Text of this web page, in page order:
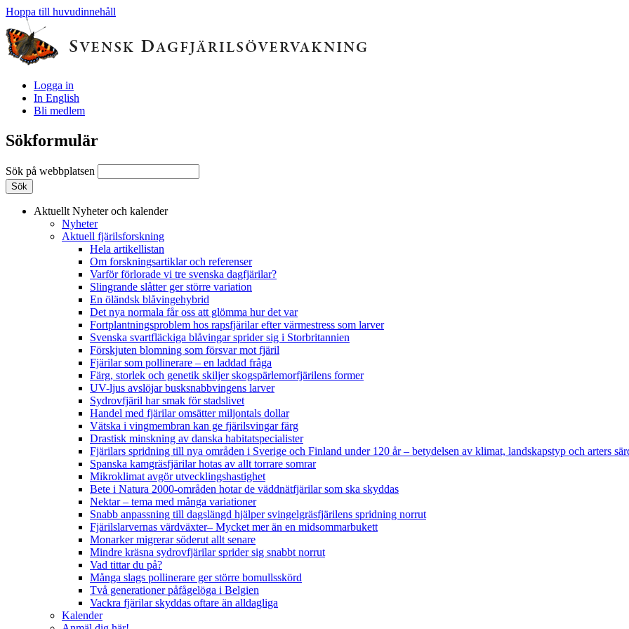
Hoppa till huvudinnehåll
Logga in
In English
Bli medlem
Sökformulär
Sök på webbplatsen
Aktuellt Nyheter och kalender
Nyheter
Aktuell fjärilsforskning
Hela artikellistan
Om forskningsartiklar och referenser
Varför förlorade vi tre svenska dagfjärilar?
Slingrande slåtter ger större variation
En öländsk blåvingehybrid
Det nya normala får oss att glömma hur det var
Fortplantningsproblem hos rapsfjärilar efter värmestress som larver
Svenska svartfläckiga blåvingar sprider sig i Storbritannien
Förskjuten blomning som försvar mot fjäril
Fjärilar som pollinerare – en laddad fråga
Färg, storlek och genetik skiljer skogspärlemorfjärilens former
UV-ljus avslöjar busksnabbvingens larver
Sydrovfjäril har smak för stadslivet
Handel med fjärilar omsätter miljontals dollar
Vätska i vingmembran kan ge fjärilsvingar färg
Drastisk minskning av danska habitatspecialister
Fjärilars spridning till nya områden i Sverige och Finland under 120 år– betydelsen av klimat, landskapstyp och arters
Spanska kamgräsfjärilar hotas av allt torrare somrar
Mikroklimat avgör utvecklingshastighet
Bete i Natura 2000-områden hotar de väddnätfjärilar som ska skyddas
Nektar – tema med många variationer
Snabb anpassning till dagslängd hjälper svingelgräsfjärilens spridning norrut
Fjärilslarvernas värdväxter– Mycket mer än en midsommarbukett
Monarker migrerar söderut allt senare
Mindre kräsna sydrovfjärilar sprider sig snabbt norrut
Vad tittar du på?
Många slags pollinerare ger större bomullsskörd
Två generationer påfågelöga i Belgien
Vackra fjärilar skyddas oftare än alldagliga
Kalender